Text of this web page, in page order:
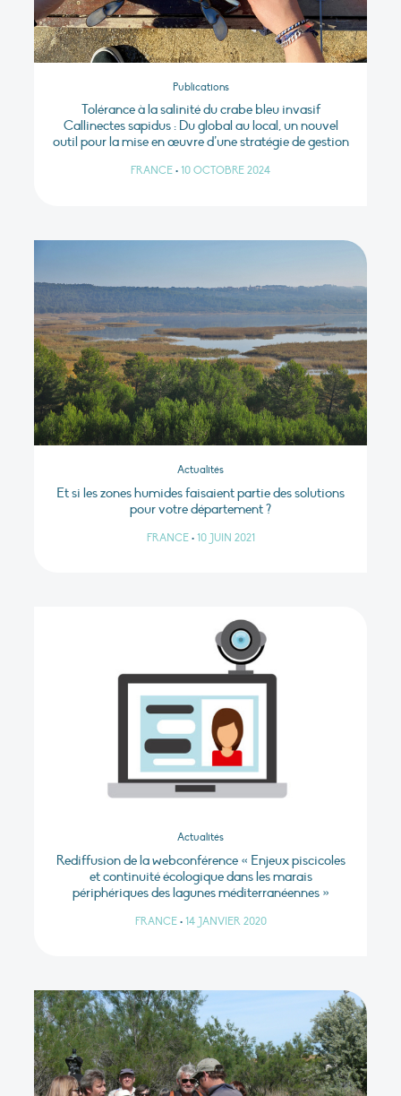
Publications
Tolérance à la salinité du crabe bleu invasif
Callinectes sapidus : Du global au local, un nouvel
outil pour la mise en œuvre d’une stratégie de gestion
FRANCE • 10 OCTOBRE 2024
Actualités
Et si les zones humides faisaient partie des solutions
pour votre département ?
FRANCE • 10 JUIN 2021
Actualités
Rediffusion de la webconférence « Enjeux piscicoles
et continuité écologique dans les marais
périphériques des lagunes méditerranéennes »
FRANCE • 14 JANVIER 2020